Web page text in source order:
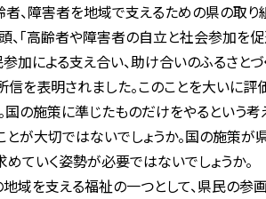
、障害者を地域で支えるための県の取り
「高齢者や障害者の自立と社会参加を
加による支え合い、助け合いのふるさ
信を表明されました。このことを大いに
国の施策に準じたものだけをやるという
が大切ではないでしょうか。国の施策
ていく姿勢が必要ではないでしょうか。
域を支える福祉の一つとして、県民の